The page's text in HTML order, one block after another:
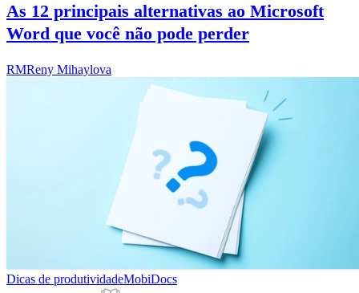
As 12 principais alternativas ao Microsoft
Word que você não pode perder
RMReny Mihaylova
Dicas de produtividadeMobiDocs